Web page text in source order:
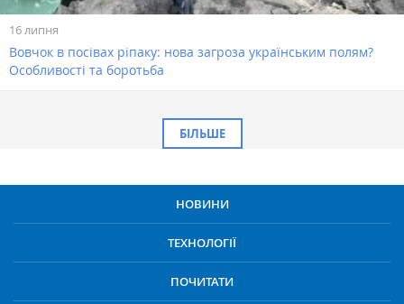
16 липня
Вовчок в посівах ріпаку: нова загроза українським полям?
Особливості та боротьба
БІЛЬШЕ
НОВИНИ
ТЕХНОЛОГІЇ
ПОЧИТАТИ